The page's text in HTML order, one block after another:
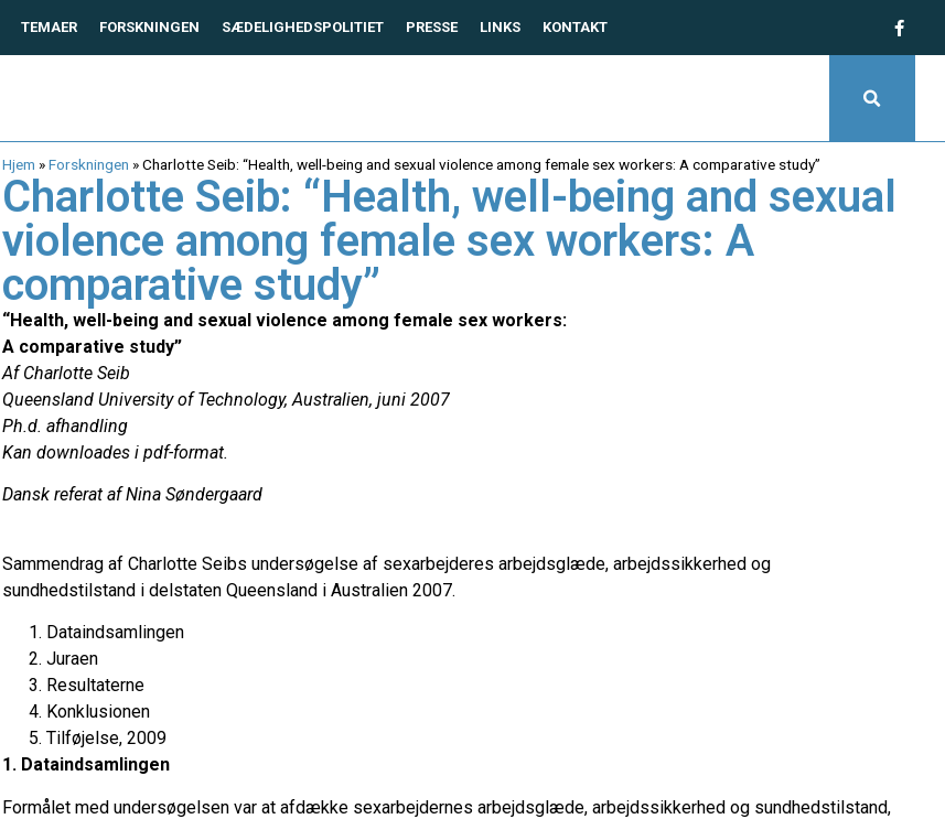
TEMAER FORSKNINGEN SÆDELIGHEDSPOLITIET PRESSE LINKS KONTAKT
Hjem »Forskningen »Charlotte Seib: “Health, well-being and sexual violence among female sex workers: A comparative study”
Charlotte Seib: “Health, well-being and sexual
violence among female sex workers: A
comparative study”
“Health, well-being and sexual violence among female sex workers:
A comparative study”
Af Charlotte Seib
Queensland University of Technology, Australien, juni 2007
Ph.d. afhandling
Kan downloades i pdf-format.
Dansk referat af Nina Søndergaard
Sammendrag af Charlotte Seibs undersøgelse af sexarbejderes arbejdsglæde, arbejdssikkerhed og
sundhedstilstand i delstaten Queensland i Australien 2007.
Dataindsamlingen
Juraen
Resultaterne
Konklusionen
Tilføjelse, 2009
1. Dataindsamlingen
Formålet med undersøgelsen var at afdække sexarbejdernes arbejdsglæde, arbejdssikkerhed og sundhedstilstand,